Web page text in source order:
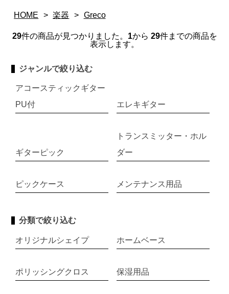
HOME > 楽器 > Greco
29件の商品が見つかりました。 1から 29件までの商品を
表示します。
ジャンルで絞り込む
アコースティックギター
PU付
エレキギター
ギターピック
トランスミッター・ホル
ダー
ピックケース メンテナンス用品
分類で絞り込む
オリジナルシェイプ ホームベース
ポリッシングクロス 保湿用品